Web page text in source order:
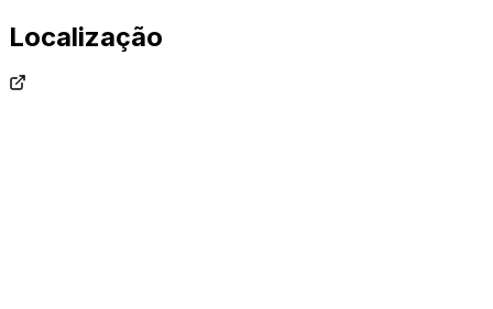
Localização